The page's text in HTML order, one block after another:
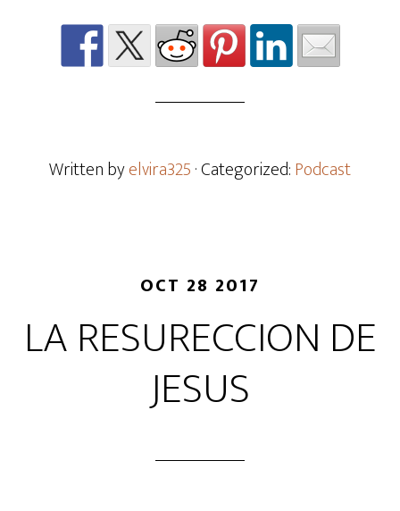
Written byelvira325· Categorized:Podcast
OCT 28 2017
LA RESURECCION DE
JESUS